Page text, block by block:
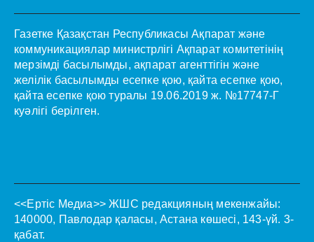
Газетке Қазақстан Республикасы Ақпарат және
коммуникациялар министрлігі Ақпарат комитетінің
мерзімді басылымды, ақпарат агенттігін және
желілік басылымды есепке қою, қайта есепке қою,
қайта есепке қою туралы 19.06.2019 ж. №17747-Г
куәлігі берілген.
<<Ертіс Медиа>> ЖШС редакцияның мекенжайы:
140000, Павлодар қаласы, Астана көшесі, 143-үй. 3-
қабат.